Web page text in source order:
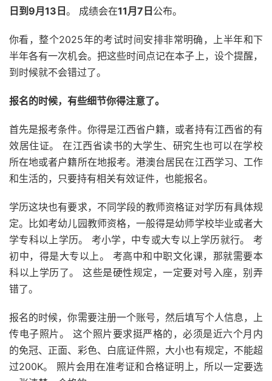
日到9月13日 。 成绩会在11月7日 公布。
你看，整个2025年的考试时间安排非常明确，上半年和下
半年各有一次机会。把这些时间点记在本子上，设个提醒，
到时候就不会错过了。
报名的时候，有些细节你得注意了。
首先是报考条件。你得是江西省户籍，或者持有江西省的有
效居住证。 在江西省读书的大学生、研究生也可以在学校
所在地或者户籍所在地报考。港澳台居民在江西学习、工作
和生活的，只要持有相关有效证件，也能报名。
学历这块也有要求，不同学段的教师资格证对学历有具体规
定。比如考幼儿园教师资格，一般得是幼师学校毕业或者大
学专科以上学历。 考小学，中专或大专以上学历就行。 考
初中，得是大专以上。 考高中和中职文化课，那就需要本
科以上学历了。 这些是硬性规定，一定要对号入座，别弄
错了。
报名的时候，你需要注册一个账号，然后填写个人信息，上
传电子照片。 这个照片要求挺严格的，必须是近六个月内
的免冠、正面、彩色、白底证件照，大小也有规定，不能超
过200K。 照片会用在准考证和合格证明上，所以一定要选